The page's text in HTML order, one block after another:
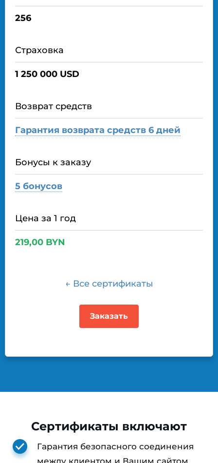
256
Страховка
1 250 000 USD
Возврат средств
Гарантия возврата средств 6 дней
Бонусы к заказу
5 бонусов
Цена за 1 год
219,00 BYN
← Все сертификаты
Заказать
Сертификаты включают
Гарантия безопасного соединения